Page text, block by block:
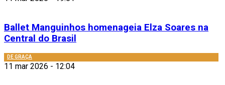
Ballet Manguinhos homenageia Elza Soares na
Central do Brasil
DE GRAÇA
11 mar 2026 - 12:04